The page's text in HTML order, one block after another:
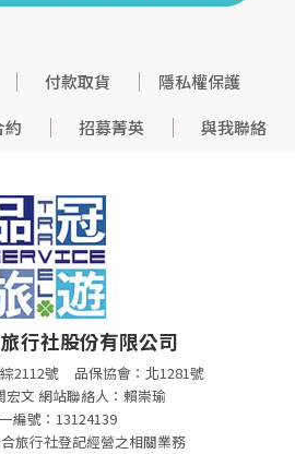
付款取貨
隱私權保護
約 招募菁英 與我聯絡
行社股份有限公司
2112號
品保協會：北1281號
宏文 網站聯絡人：賴崇瑜
編號：13124139
旅行社登記經營之相關業務